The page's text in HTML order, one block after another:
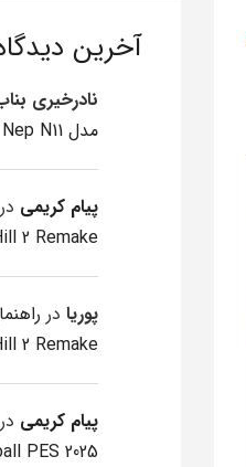
آخرین
نادرخیری
مدل Nep N11
پیام کریمی در
2 Remake
پوریا در
2 Remake
پیام کریمی در
PES 2025